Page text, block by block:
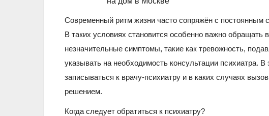
Современный ритм жизни часто сопряжён с постоянным
В таких условиях становится особенно важно обращать
незначительные симптомы, такие как тревожность,
указывать на необходимость консультации психиатра.
записываться к врачу-психиатру и в каких случаях
решением.
Когда следует обратиться к психиатру?